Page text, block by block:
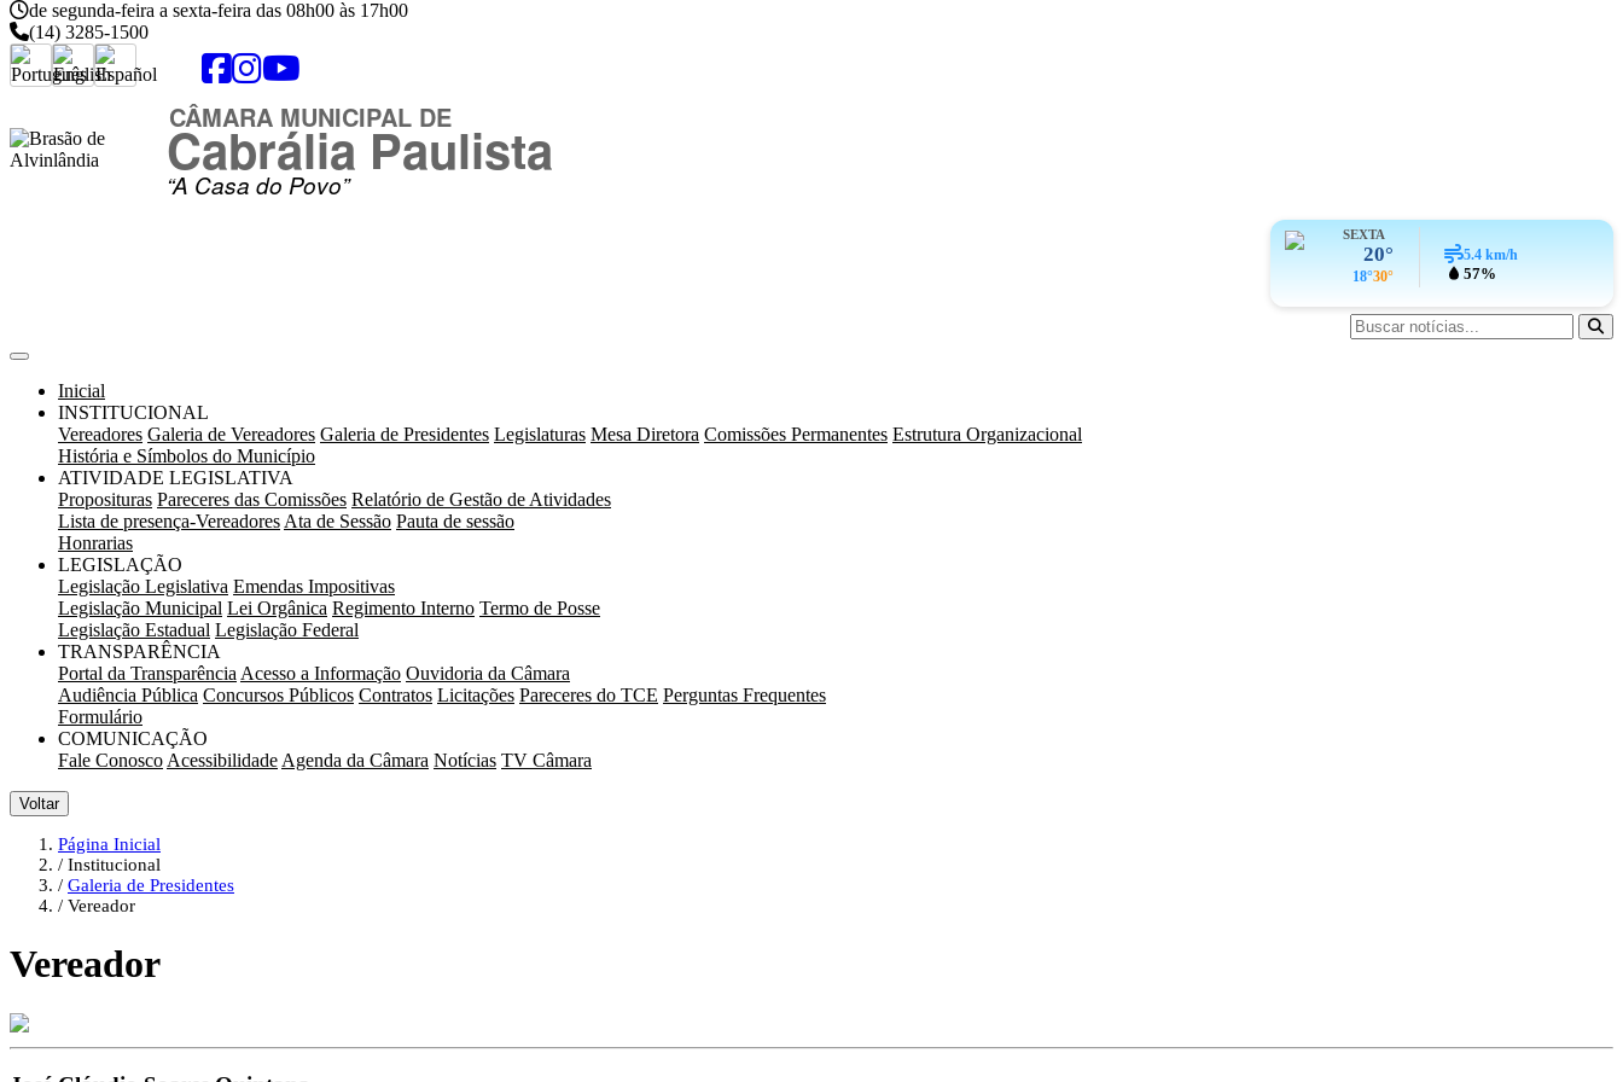
de segunda-feira a sexta-feira das 08h00 às 17h00
(14) 3285-1500
CÂMARA MUNICIPAL DE
Cabrália Paulista
“A Casa do Povo”
SEXTA
20°
18°30°
5.4 km/h
57%
Inicial
INSTITUCIONAL
Vereadores Galeria de Vereadores Galeria de Presidentes Legislaturas Mesa Diretora Comissões Permanentes Estrutura Organizacional
História e Símbolos do Município
ATIVIDADE LEGISLATIVA
Proposituras Pareceres das Comissões Relatório de Gestão de Atividades
Lista de presença-Vereadores Ata de Sessão Pauta de sessão
Honrarias
LEGISLAÇÃO
Legislação Legislativa Emendas Impositivas
Legislação Municipal Lei Orgânica Regimento Interno Termo de Posse
Legislação Estadual Legislação Federal
TRANSPARÊNCIA
Portal da Transparência Acesso a Informação Ouvidoria da Câmara
Audiência Pública Concursos Públicos Contratos Licitações Pareceres do TCE Perguntas Frequentes
Formulário
COMUNICAÇÃO
Fale Conosco Acessibilidade Agenda da Câmara Notícias TV Câmara
Voltar
Página Inicial
Institucional
Galeria de Presidentes
Vereador
Vereador